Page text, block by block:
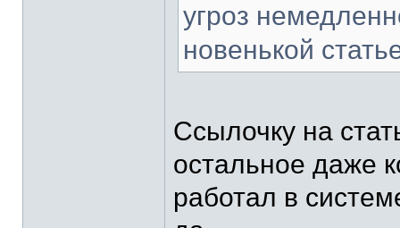
угроз
новенькой
Ссылочку на
остальное даже
работал в